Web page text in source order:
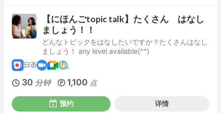
【にほんごtopic talk】たくさん はなし
ましょう！！
どんなトピックをはなしたいですか？たくさんはなし
ましょう！ any level available(^^)
日语
30 分钟 1,100 点
预约 详情